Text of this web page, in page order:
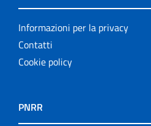
Informazioni per la privacy
Contatti
Cookie policy
PNRR